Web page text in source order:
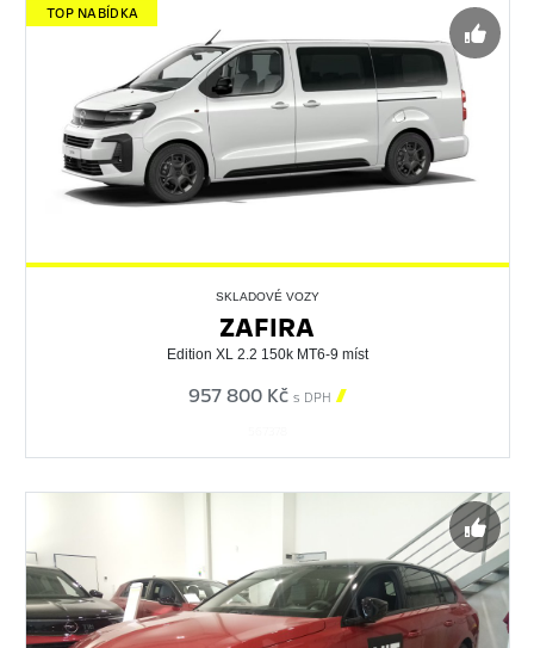
TOP NABÍDKA
SKLADOVÉ VOZY
ZAFIRA
Edition XL 2.2 150k MT6-9 míst
957 800 Kč s DPH 